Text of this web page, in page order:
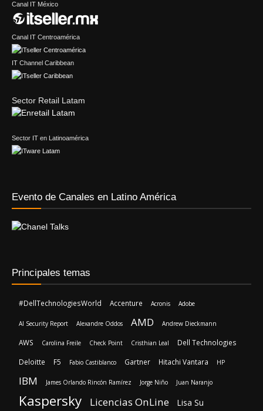
Canal IT México
Canal IT Centroamérica
IT Channel Caribbean
Sector Retail Latam
Sector IT en Latinoamérica
Evento de Canales en Latino América
Principales temas
#DellTechnologiesWorld Accenture Acronis Adobe
AI Security Report Alexandre Oddos AMD Andrew Dieckmann
AWS Carolina Freile Check Point Cristhian Leal Dell Technologies
Deloitte F5 Fabio Castiblanco Gartner Hitachi Vantara HP
IBM James Orlando Rincón Ramírez Jorge Niño Juan Naranjo
Kaspersky Licencias OnLine Lisa Su